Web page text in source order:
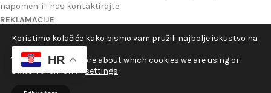
napomeni ili nas kontaktirajte.
REKLAMACIJE
Reklamacije se mogu izvrsiti ukoliko ste dobili oštecen proizvod ili
ukoliko nije onakav kakav je na slici na webu.
Možete zatražiti povrat novca ili novi proizvod u zamjenu.
©2024 Velikogorički Hrelić - Sva prava pridržana
HR
Koristimo kolačiće kako bismo vam pružili najbolje iskustvo na
našoj web stranici.
You can find out more about which cookies we are using or
switch them off insettings.